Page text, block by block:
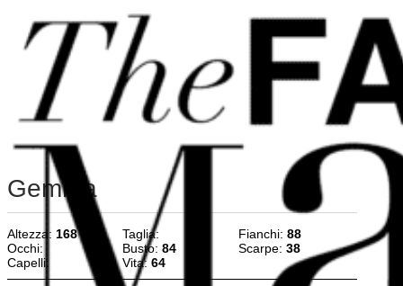
Vai al contenuto principale Vai al piè di pagina
Gemma
Altezza: 168
Occhi:
Capelli:
Taglia:
Busto:84
Vita:64
Fianchi: 88
Scarpe: 38